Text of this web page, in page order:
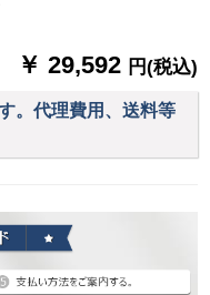
￥ 29,592 円(税込)
。代理費用、送料等